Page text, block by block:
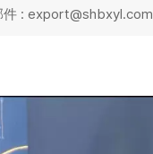
件 : export@shbxyl.com